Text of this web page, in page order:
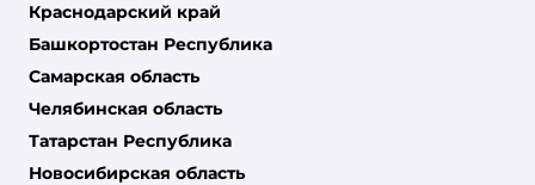
Краснодарский край
Башкортостан Республика
Самарская область
Челябинская область
Татарстан Республика
Новосибирская область